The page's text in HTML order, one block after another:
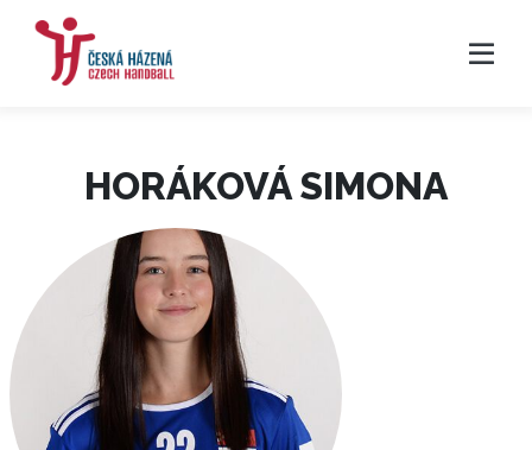
HORÁKOVÁ SIMONA